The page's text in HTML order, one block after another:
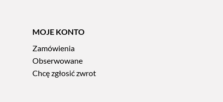
MOJE KONTO
Zamówienia
Obserwowane
Chcę zgłosić zwrot